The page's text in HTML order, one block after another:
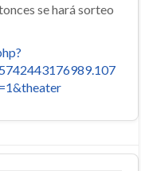
se hará sorteo